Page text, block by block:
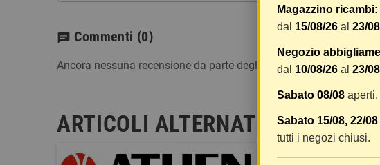
chat Commenti (0)
Ancora nessuna recensione da parte degli utenti.
ARTICOLI ALTERNATIVI
Magazzino ricambi:
dal 15/08/26 al 23/
Negozio
dal 10/08/26 al 23/
Sabato 08/08 aperti.
Sabato 15/08, 22/08
tutti i negozi chiusi.